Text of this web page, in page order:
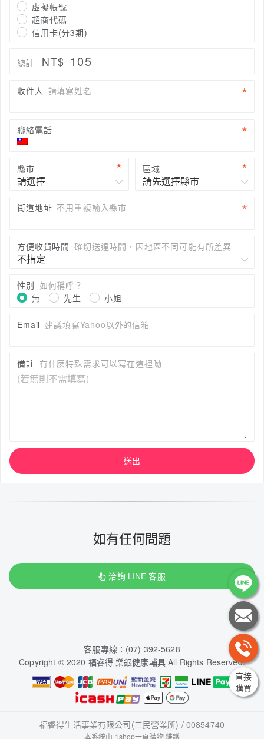
虛擬帳號
超商代碼
信用卡(分3期)
總計 NT$ 105
收件人 請填寫姓名
聯絡電話
縣市 區域
街道地址 不用重複輸入縣市
方便收貨時間 確切送達時間，因地區不同可能有所差異
性別 如何稱呼？
無
先生 小姐
Email 建議填寫Yahoo以外的信箱
備註 有什麼特殊需求可以寫在這裡呦
送出
如有任何問題
洽詢 LINE 客服
客服專線：(07) 392-5628
Copyright © 2020 福睿得 樂銀健康輔具 All Rights Reserved.
福睿得生活事業有限公司(三民營業所) / 00854740
本系統由 1shop一頁購物維護
直接
購買